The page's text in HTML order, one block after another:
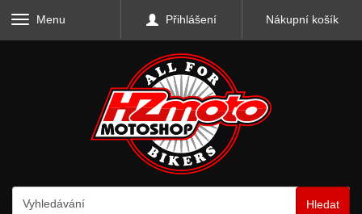
Menu Přihlášení Nákupní košík
Hledat